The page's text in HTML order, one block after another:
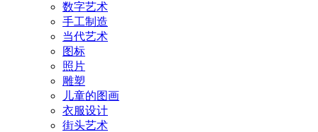
数字艺术
手工制造
当代艺术
图标
照片
雕塑
儿童的图画
衣服设计
街头艺术